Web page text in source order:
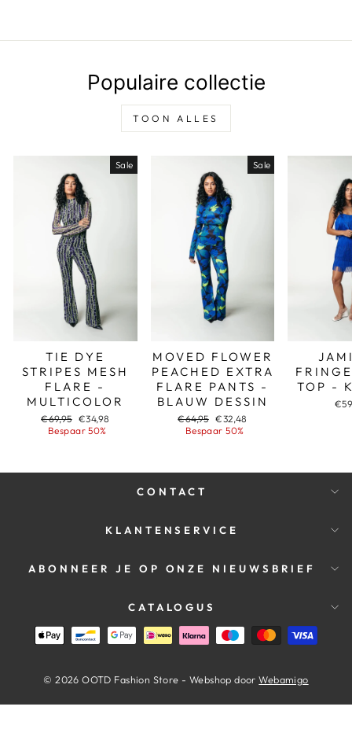
Populaire collectie
TOON ALLES
Sale
TIE DYE
STRIPES MESH
FLARE -
MULTICOLOR
Adviesprijs
€69,95 Aanbiedingsprijs
€34,98
Bespaar 50%
Sale
MOVED FLOWER
PEACHED EXTRA
FLARE PANTS -
BLAUW DESSIN
Adviesprijs
€64,95 Aanbiedingsprijs
€32,48
Bespaar 50%
TOP -
CONTACT
KLANTENSERVICE
ABONNEER JE OP ONZE NIEUWSBRIEF
CATALOGUS
© 2026 OOTD Fashion Store - Webshop doorWebamigo